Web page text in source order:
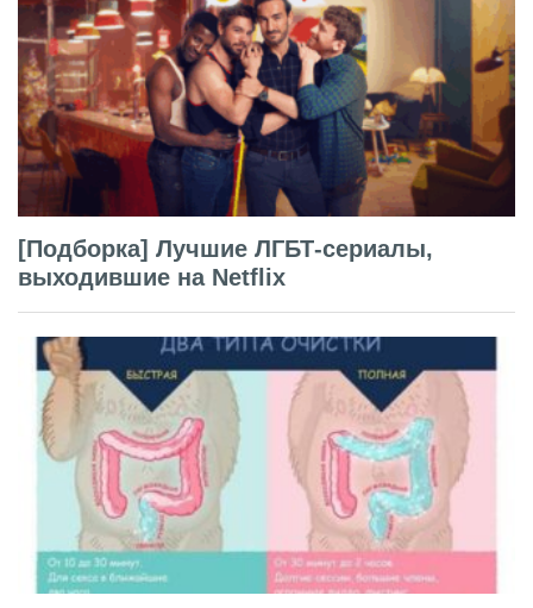
[Подборка] Лучшие ЛГБТ-сериалы,
выходившие на Netflix